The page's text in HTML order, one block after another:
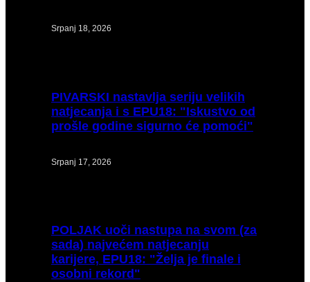
Srpanj 18, 2026
PIVARSKI nastavlja seriju velikih
natjecanja i s EPU18: "Iskustvo od
prošle godine sigurno će pomoći"
Srpanj 17, 2026
POLJAK uoči nastupa na svom (za
sada) najvećem natjecanju
karijere, EPU18: "Želja je finale i
osobni rekord"